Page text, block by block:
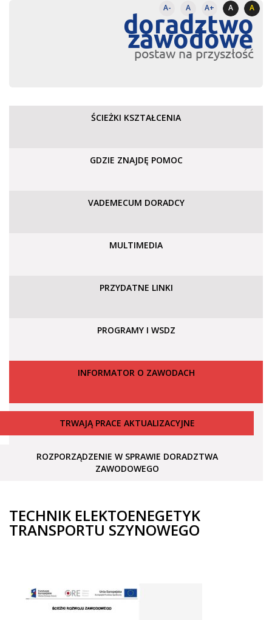
A- A A+ A A
doradztwo
zawodowe
postaw na przyszłość
ŚCIEŻKI KSZTAŁCENIA
GDZIE ZNAJDĘ POMOC
VADEMECUM DORADCY
MULTIMEDIA
PRZYDATNE LINKI
PROGRAMY I WSDZ
INFORMATOR O ZAWODACH
TRWAJĄ PRACE AKTUALIZACYJNE
ROZPORZĄDZENIE W SPRAWIE DORADZTWA
ZAWODOWEGO
TECHNIK ELEKTOENEGETYK
TRANSPORTU SZYNOWEGO